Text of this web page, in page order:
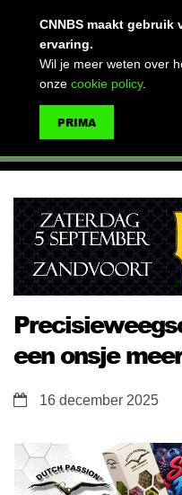
een onsje
16 december 2025
CNNBS maakt
ervaring.
Wil je meer weten over
onze cookie policy.
PRIMA